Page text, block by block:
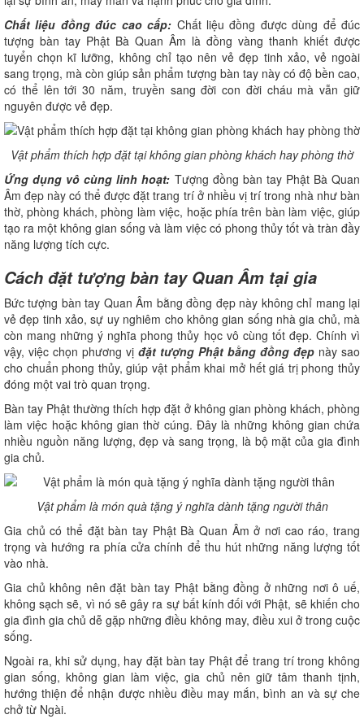
Chất liệu đồng đúc cao cấp: Chất liệu đồng được dùng để đúc
tượng bàn tay Phật Bà Quan Âm là đồng vàng thanh khiết được
tuyển chọn kĩ lưỡng, không chỉ tạo nên vẻ đẹp tinh xảo, vẻ ngoài
sang trọng, mà còn giúp sản phẩm tượng bàn tay này có độ bền cao,
có thể lên tới 30 năm, truyền sang đời con đời cháu mà vẫn giữ
nguyên được vẻ đẹp.
Vật phẩm thích hợp đặt tại không gian phòng khách hay phòng thờ
Ứng dụng vô cùng linh hoạt: Tượng đồng bàn tay Phật Bà Quan
Âm đẹp này có thể được đặt trang trí ở nhiều vị trí trong nhà như bàn
thờ, phòng khách, phòng làm việc, hoặc phía trên bàn làm việc, giúp
tạo ra một không gian sống và làm việc có phong thủy tốt và tràn đầy
năng lượng tích cực.
Cách đặt tượng bàn tay Quan Âm tại gia
Bức tượng bàn tay Quan Âm bằng đồng đẹp này không chỉ mang lại
vẻ đẹp tinh xảo, sự uy nghiêm cho không gian sống nhà gia chủ, mà
còn mang những ý nghĩa phong thủy học vô cùng tốt đẹp. Chính vì
vậy, việc chọn phương vị đặt tượng Phật bằng đồng đẹp này sao
cho chuẩn phong thủy, giúp vật phẩm khai mở hết giá trị phong thủy
đóng một vai trò quan trọng.
Bàn tay Phật thường thích hợp đặt ở không gian phòng khách, phòng
làm việc hoặc không gian thờ cúng. Đây là những không gian chứa
nhiều nguồn năng lượng, đẹp và sang trọng, là bộ mặt của gia đình
gia chủ.
Vật phẩm là món quà tặng ý nghĩa dành tặng người thân
Gia chủ có thể đặt bàn tay Phật Bà Quan Âm ở nơi cao ráo, trang
trọng và hướng ra phía cửa chính để thu hút những năng lượng tốt
vào nhà.
Gia chủ không nên đặt bàn tay Phật bằng đồng ở những nơi ô uế,
không sạch sẽ, vì nó sẽ gây ra sự bất kính đối với Phật, sẽ khiến cho
gia đình gia chủ dễ gặp những điều không may, điều xui ở trong cuộc
sống.
Ngoài ra, khi sử dụng, hay đặt bàn tay Phật để trang trí trong không
gian sống, không gian làm việc, gia chủ nên giữ tâm thanh tịnh,
hướng thiện để nhận được nhiều điều may mắn, bình an và sự che
chở từ Ngài.